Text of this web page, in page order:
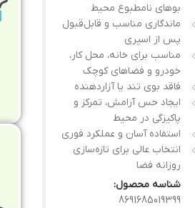
بوهای نامطبوع محیط
ماندگاری مناسب و قابل‌قبول
پس از اسپری
مناسب برای خانه، محل کار،
خودرو و فضاهای کوچک
فاقد بوی تند یا آزاردهنده
ایجاد حس آرامش، تمرکز و
پاکیزگی در محیط
استفاده آسان و عملکرد فوری
انتخاب عالی برای تازه‌سازی
روزانه فضا
شناسه محصول:
8691685019399